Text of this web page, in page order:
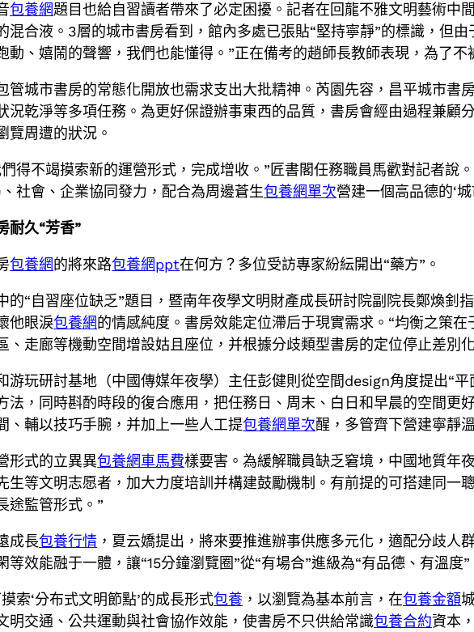
包養網題目也給自習讀者帶來了必定困擾。記者在回龍不雅文明藝術中
混合液。3層的城市書房看到，館內多處已張貼“堅持寧靜”的標識，但
動、嬉鬧的聲響，我們也能懂得。”正在備考的趙師長教師表現，為了不
管城市書房的常態化開放也需求支出大批精神。芮園先容，昌平城市書
況乾淨等多項任務。為更好保證辦事東西的品質，書房會經由過程兼顧
覽周遭的狀況。
得不竭摸索新的運營形式，完成增收。”匠書閣任務職員馬歡對記者說
社會、企業協同發力，配合為周邊蒼生包養網單次營建一個高品德的‘城
耐久“芳香”
包養網的將來路包養網ppt在何方？多位受訪專家紛紜開出“藥方”。
的“自習座位缺乏”題目，暨南年夜學文明財產成長研討院副院長鄭煥釗
他眼淚包養網的情感純度。書房效能定位滯后于現實需求。“均衡之策
、走廊等機動空間增設姑且座位，并根據分歧類型書房的定位停止差別
游玩研討基地（中國傳媒年夜學）主任彭健則從空間design角度提出“平
法，同時斟酌時段的復合應用，把任務日、周末、白日和早晨的空間更
、輔以技巧手腕，并加上一些人工提包養網單次醒，多管齊下營建寧靜
形式的立異異包養網車馬費樣要害。為緩解職員缺乏窘境，中國地質年
生等文明志愿者，加大力度培訓并構建鼓勵機制。有前提的可搭建同一
途監管形式。”
成長包養行情 ，夏云嬌提出，將來要推進辦事供應多元化，適配分歧人
等效能融于一體，讓“15分鐘瀏覽圈”從“有場合”進級為“有品德、有溫度”
索‘分布式文明節點’的成長形式包養 ，以瀏覽為基本前言，在包養金額
明交通、公共運動與社會協作效能，使書房不只供給常識包養合約資本